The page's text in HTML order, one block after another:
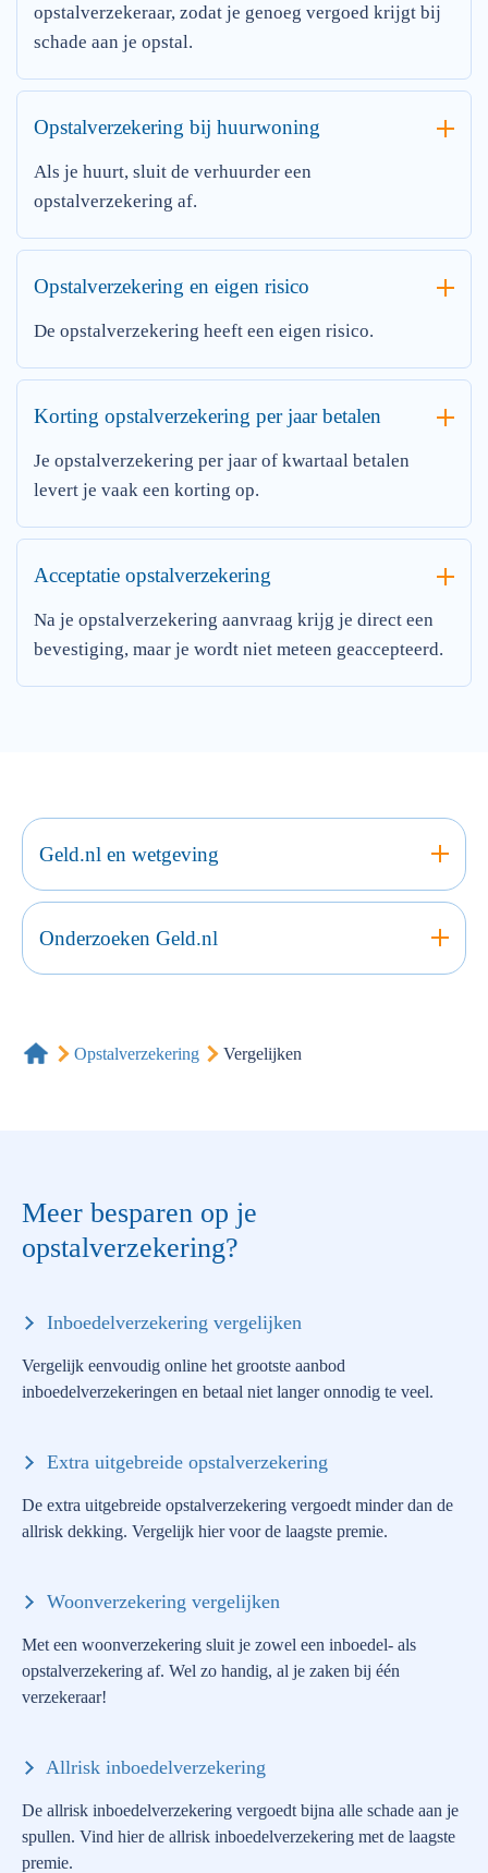
opstalverzekeraar, zodat je genoeg vergoed krijgt bij
schade aan je opstal.
Opstalverzekering bij huurwoning
Als je huurt, sluit de verhuurder een
opstalverzekering af.
Opstalverzekering en eigen risico
De opstalverzekering heeft een eigen risico.
Korting opstalverzekering per jaar betalen
Je opstalverzekering per jaar of kwartaal betalen
levert je vaak een korting op.
Acceptatie opstalverzekering
Na je opstalverzekering aanvraag krijg je direct een
bevestiging, maar je wordt niet meteen geaccepteerd.
Geld.nl en wetgeving
Onderzoeken Geld.nl
Opstalverzekering Vergelijken
Meer besparen op je
opstalverzekering?
Inboedelverzekering vergelijken
Vergelijk eenvoudig online het grootste aanbod
inboedelverzekeringen en betaal niet langer onnodig te veel.
Extra uitgebreide opstalverzekering
De extra uitgebreide opstalverzekering vergoedt minder dan de
allrisk dekking. Vergelijk hier voor de laagste premie.
Woonverzekering vergelijken
Met een woonverzekering sluit je zowel een inboedel- als
opstalverzekering af. Wel zo handig, al je zaken bij één
verzekeraar!
Allrisk inboedelverzekering
De allrisk inboedelverzekering vergoedt bijna alle schade aan je
spullen. Vind hier de allrisk inboedelverzekering met de laagste
premie.